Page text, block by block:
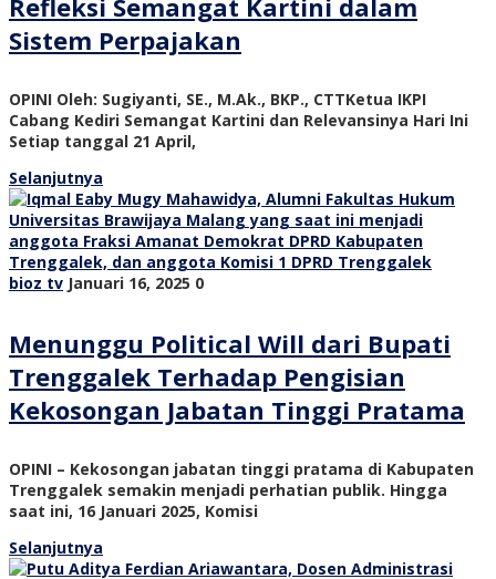
Refleksi Semangat Kartini dalam
Sistem Perpajakan
OPINI Oleh: Sugiyanti, SE., M.Ak., BKP., CTTKetua IKPI
Cabang Kediri Semangat Kartini dan Relevansinya Hari Ini
Setiap tanggal 21 April,
Selanjutnya
bioz tv Januari 16, 2025 0
Menunggu Political Will dari Bupati
Trenggalek Terhadap Pengisian
Kekosongan Jabatan Tinggi Pratama
OPINI – Kekosongan jabatan tinggi pratama di Kabupaten
Trenggalek semakin menjadi perhatian publik. Hingga
saat ini, 16 Januari 2025, Komisi
Selanjutnya